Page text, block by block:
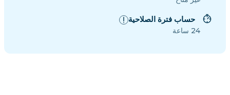
حساب فترة الصلاحية
24 ساعة